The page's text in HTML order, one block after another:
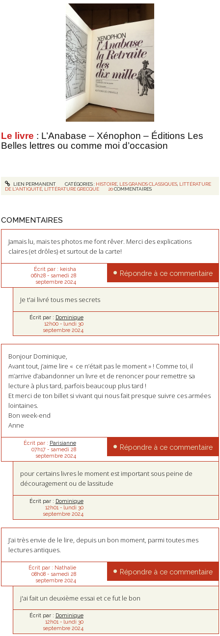
Le livre : L’Anabase – Xénophon – Éditions Les
Belles lettres ou comme moi d’occasion
LIEN PERMANENT CATÉGORIES : HISTOIRE, LES GRANDS CLASSIQUES, LITTÉRATURE
DE L'ANTIQUITÉ, LITTÉRATURE GRECQUE 20 COMMENTAIRES
COMMENTAIRES
Jamais lu, mais tes photos me font rêver. Merci des explications
claires (et drôles) et surtout de la carte!
Écrit par : keisha
06h28- samedi 28
septembre 2024
Répondre à ce commentaire
Je t'ai livré tous mes secrets
Écrit par : Dominique
12h00- lundi 30
septembre 2024
Bonjour Dominique,
Avant tout, j’aime lire « ce n’était pas le moment » ! Comme toi, il
m’arrive d’abandonner un livre et de renoncer pour remettre sa
lecture à plus tard, parfois beaucoup plus tard !
Et merci de ton billet si vivant qui nous fait presque suivre ces armées
lointaines.
Bon week-end
Anne
Écrit par : Parisianne
07h17- samedi 28
septembre 2024
Répondre à ce commentaire
pour certains livres le moment est important sous peine de
découragement ou de lassitude
Écrit par : Dominique
12h01 - lundi 30
septembre 2024
J’ai très envie de le lire, depuis un bon moment, parmi toutes mes
lectures antiques.
Écrit par : Nathalie
08h08- samedi 28
septembre 2024
Répondre à ce commentaire
j'ai fait un deuxième essai et ce fut le bon
Écrit par : Dominique
12h01 - lundi 30
septembre 2024